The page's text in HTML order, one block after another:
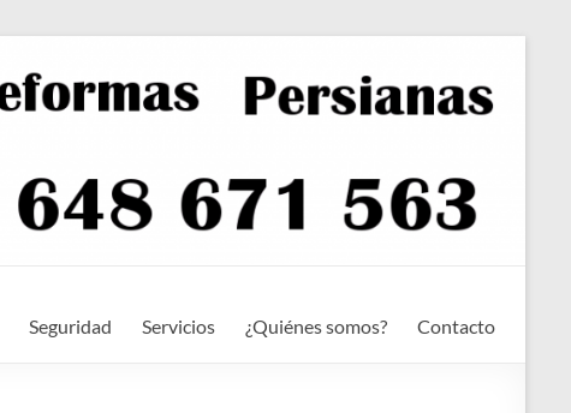
Seguridad Servicios ¿Quiénes somos? Contacto